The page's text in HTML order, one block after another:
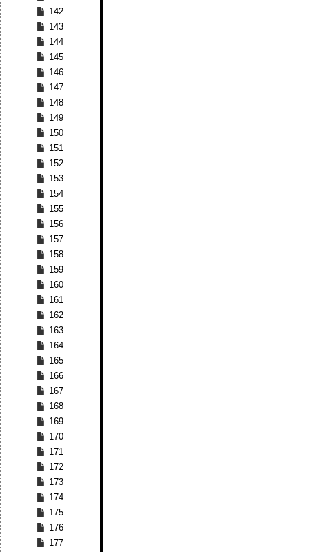
142
143
144
145
146
147
148
149
150
151
152
153
154
155
156
157
158
159
160
161
162
163
164
165
166
167
168
169
170
171
172
173
174
175
176
177